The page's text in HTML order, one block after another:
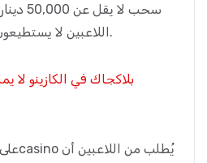
اللاعبين لا يستطيعون تحقيق أي ربح حقيقي.
بلاكجاك في الكازينو